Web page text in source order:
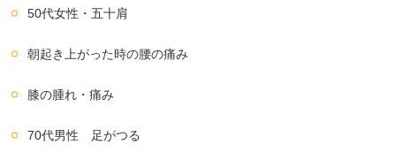
50代女性・五十肩
朝起き上がった時の腰の痛み
膝の腫れ・痛み
70代男性 足がつる